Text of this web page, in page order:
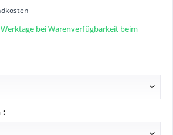
Werktage bei Warenverfügbarkeit beim
: